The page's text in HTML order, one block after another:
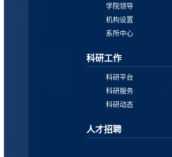
学院领导
机构设置
系所中心
科研工作
科研平台
科研服务
科研动态
人才招聘